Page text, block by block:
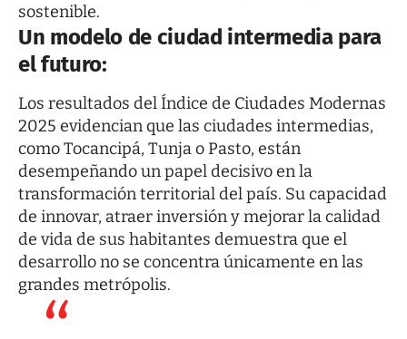
sostenible.
Un modelo de ciudad intermedia para
el futuro:
Los resultados del Índice de Ciudades Modernas
2025 evidencian que las ciudades intermedias,
como Tocancipá, Tunja o Pasto, están
desempeñando un papel decisivo en la
transformación territorial del país. Su capacidad
de innovar, atraer inversión y mejorar la calidad
de vida de sus habitantes demuestra que el
desarrollo no se concentra únicamente en las
grandes metrópolis.